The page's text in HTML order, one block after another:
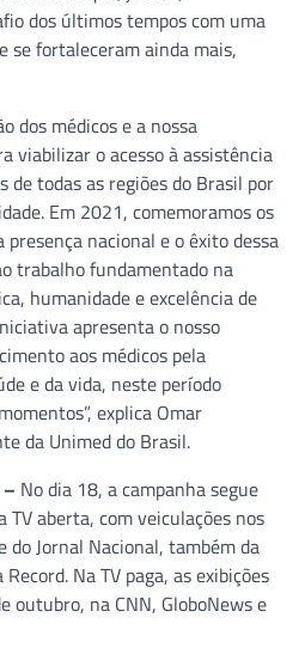
dos últimos tempos com uma
se fortaleceram ainda mais,
dos médicos e a nossa
viabilizar o acesso à assistência
de todas as regiões do Brasil por
Em 2021, comemoramos os
nacional e o êxito dessa
trabalho fundamentado na
humanidade e excelência de
apresenta o nosso
aos médicos pela
e da vida, neste período
explica Omar
da Unimed do Brasil.
No dia 18, a campanha segue
TV aberta, com veiculações nos
do Jornal Nacional, também da
Na TV paga, as exibições
outubro, na CNN, GloboNews e